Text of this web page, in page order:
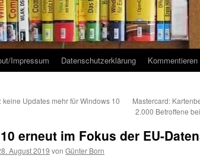
Impressum Datenschutzerklärung
keine Updates mehr für Windows 10
Mastercard:
2.000 Betroffene
erneut im Fokus der EU-
August 2019 von Günter Born